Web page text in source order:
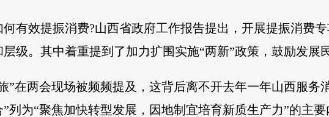
何有效提振消费?山西省政府工作报告提出，开展提振消费
级。其中着重提到了加力扩围实施“两新”政策，鼓励发展
”在两会现场被频频提及，这背后离不开去年一年山西服
列为“聚焦加快转型发展，因地制宜培育新质生产力”的主要